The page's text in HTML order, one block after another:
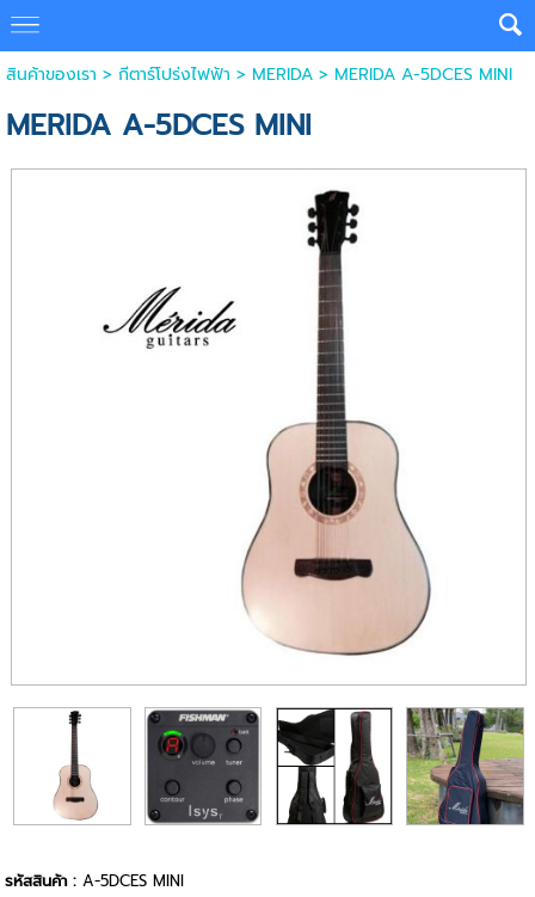
สินค้าของเรา > กีตาร์โปร่งไฟฟ้า > MERIDA> MERIDA A-5DCES MINI
MERIDA A-5DCES MINI
รหัสสินค้า :A-5DCES MINI